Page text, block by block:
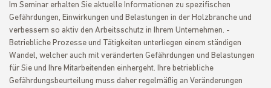
Im Seminar erhalten Sie aktuelle Informationen zu spezifischen
Gefährdungen, Einwirkungen und Belastungen in der Holzbranche und
verbessern so aktiv den Arbeitsschutz in Ihrem Unternehmen. -
Betriebliche Prozesse und Tätigkeiten unterliegen einem ständigen
Wandel, welcher auch mit veränderten Gefährdungen und Belastungen
für Sie und Ihre Mitarbeitenden einhergeht. Ihre betriebliche
Gefährdungsbeurteilung muss daher regelmäßig an Veränderungen